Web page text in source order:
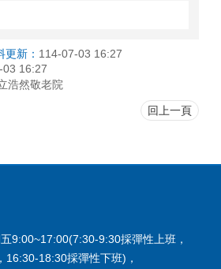
更新： 114-07-03 16:27
03 16:27
浩然敬老院
回上一頁
9:00~17:00(7:30-9:30採彈性上班，
18:30採彈性下班)，